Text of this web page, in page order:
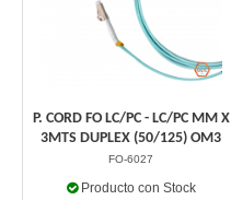
P. CORD FO LC/PC - LC/PC MM X
3MTS DUPLEX (50/125) OM3
FO-6027
Producto con Stock